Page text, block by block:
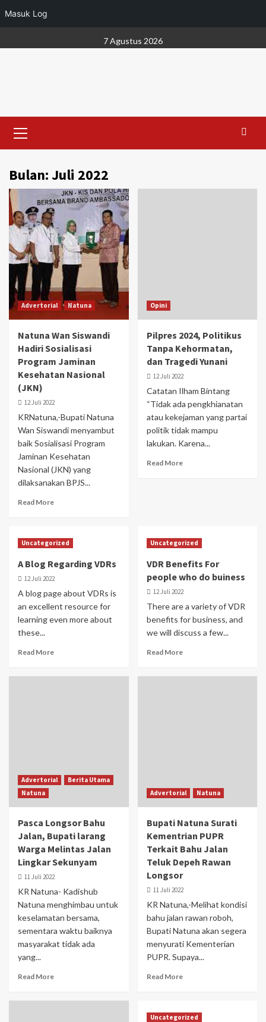
Masuk Log
to
7 Agustus 2026
Menu
Bulan:Juli 2022
Advertorial Natuna
Natuna Wan Siswandi
Hadiri Sosialisasi
Program Jaminan
Kesehatan Nasional
(JKN)
12 Juli 2022
KRNatuna,-Bupati Natuna
Wan Siswandi menyambut
baik Sosialisasi Program
Jaminan Kesehatan
Nasional (JKN) yang
dilaksanakan BPJS...
Read More
Opini
Pilpres 2024, Politikus
Tanpa Kehormatan,
dan Tragedi Yunani
12 Juli 2022
Catatan Ilham Bintang
“Tidak ada pengkhianatan
atau kekejaman yang partai
politik tidak mampu
lakukan. Karena...
Read More
Uncategorized
A Blog Regarding VDRs
12 Juli 2022
A blog page about VDRs is
an excellent resource for
learning even more about
these...
Read More
Uncategorized
VDR Benefits For
people who do buiness
12 Juli 2022
There are a variety of VDR
benefits for business, and
we will discuss a few...
Read More
Advertorial
Berita Utama
Natuna
Pasca Longsor Bahu
Jalan, Bupati larang
Warga Melintas Jalan
Lingkar Sekunyam
11 Juli 2022
KR Natuna- Kadishub
Natuna menghimbau untuk
keselamatan bersama,
sementara waktu baiknya
masyarakat tidak ada
yang...
Read More
Advertorial Natuna
Bupati Natuna Surati
Kementrian PUPR
Terkait Bahu Jalan
Teluk Depeh Rawan
Longsor
11 Juli 2022
KR Natuna,-Melihat kondisi
bahu jalan rawan roboh,
Bupati Natuna akan segera
menyurati Kementerian
PUPR. Supaya...
Read More
Uncategorized